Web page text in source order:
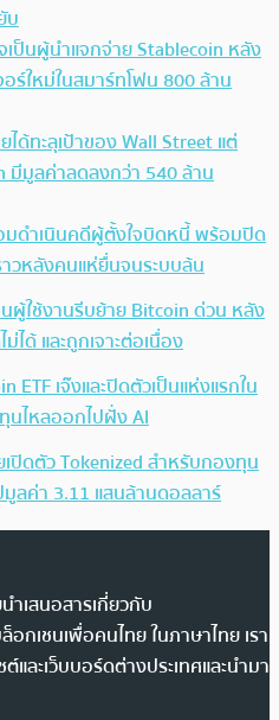
บ
เป็นผู้นำแจกจ่าย Stablecoin หลัง
อร์ใหม่ในสมาร์ทโฟน 800 ล้าน
ได้ทะลุเป้าของ Wall Street แต่
มีมูลค่าลดลงกว่า 540 ล้าน
มดำเนินคดีผู้ตั้งใจบิดหนี้ พร้อมปิด
วหลังคนแห่ยื่นจนระบบล้น
ผู้ใช้งานรีบย้าย Bitcoin ด่วน หลัง
ได้ และถูกเจาะต่อเนื่อง
ETF เจ๊งและปิดตัวเป็นแห่งแรกใน
นไหลออกไปฝั่ง AI
เปิดตัว Tokenized สำหรับกองทุน
มูลค่า 3.11 แสนล้านดอลลาร์
ำเสนอสารเกี่ยวกับ
อกเชนเพื่อคนไทย ในภาษาไทย เรา
ละเว็บบอร์ดต่างประเทศและนำมา